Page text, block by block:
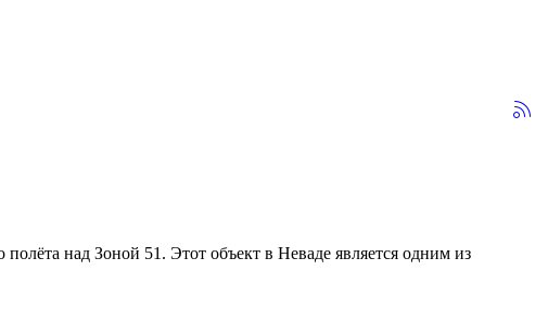
над Зоной 51. Этот объект в Неваде является одним из